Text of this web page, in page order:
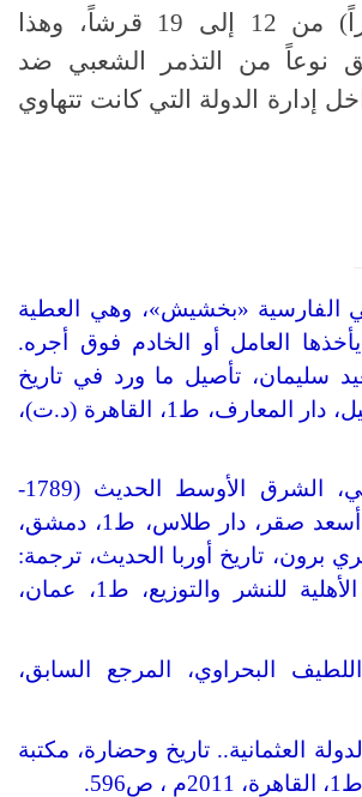
الشعير (37 لتراً) من 12 إلى 19 قرشاً، وهذا
نوعاً من التذمر الشعبي ضد
إدارة الدولة التي كانت تتهاوي
الفارسية «بخشيش»، وهي العطية
يأخذها العامل أو الخادم فوق أجره.
سليمان، تأصيل ما ورد في تاريخ
الجبرتي من الدخيل، دار المعارف، ط1، القاهرة (د.ت)،
[2] ألبرت حوراني، الشرق الأوسط الحديث (1789-
1918م)، ترجمة: أسعد صقر، دار طلاس، ط1، دمشق،
ص60؛ جري برون، تاريخ أوربا الحديث، ترجمة:
علي المرزوقي، الأهلية للنشر والتوزيع، ط1، عمان،
البحراوي، المرجع السابق،
العثمانية.. تاريخ وحضارة، مكتبة